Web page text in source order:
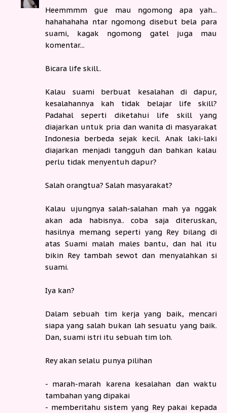
Heemmmm gue mau ngomong apa yah...
hahahahaha ntar ngomong disebut bela para
suami, kagak ngomong gatel juga mau
komentar...
Bicara life skill..
Kalau suami berbuat kesalahan di dapur,
kesalahannya kah tidak belajar life skill?
Padahal seperti diketahui life skill yang
diajarkan untuk pria dan wanita di masyarakat
Indonesia berbeda sejak kecil. Anak laki-laki
diajarkan menjadi tangguh dan bahkan kalau
perlu tidak menyentuh dapur?
Salah orangtua? Salah masyarakat?
Kalau ujungnya salah-salahan mah ya nggak
akan ada habisnya.. coba saja diteruskan,
hasilnya memang seperti yang Rey bilang di
atas Suami malah males bantu, dan hal itu
bikin Rey tambah sewot dan menyalahkan si
suami.
Iya kan?
Dalam sebuah tim kerja yang baik, mencari
siapa yang salah bukan lah sesuatu yang baik.
Dan, suami istri itu sebuah tim loh.
Rey akan selalu punya pilihan
- marah-marah karena kesalahan dan waktu
tambahan yang dipakai
- memberitahu sistem yang Rey pakai kepada